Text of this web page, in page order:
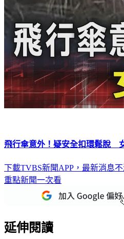
飛行傘意外！疑安全扣環鬆脫
下載TVBS新聞APP，最新消息
重點新聞一次看
延伸閱讀